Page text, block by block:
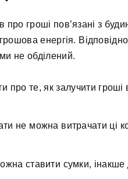
про гроші пов’язані з
енергія.
не обділений.
про те, як залучити гроші
не можна витрачати ці
ставити сумки, інакше